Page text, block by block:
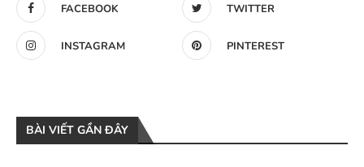
FACEBOOK TWITTER
INSTAGRAM PINTEREST
BÀI VIẾT GẦN ĐÂY